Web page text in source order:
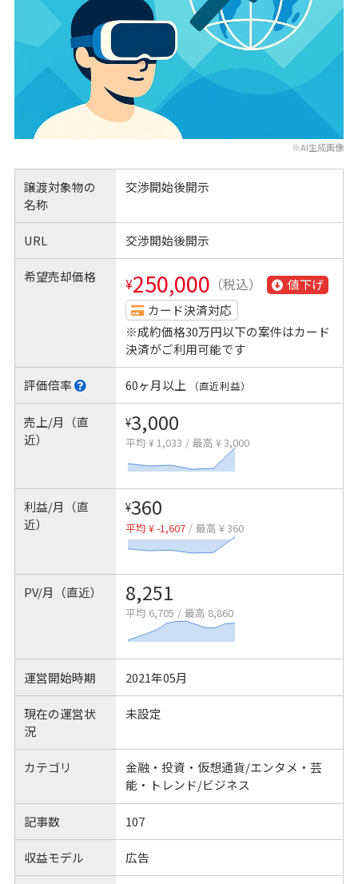
※AI生成画像
譲渡対象物の
名称
交渉開始後開示
URL 交渉開始後開示
希望売却価格 ¥250,000 （税込）
値下げ
カード決済対応
※成約価格30万円以下の案件はカード
決済がご利用可能です
評価倍率 60ヶ月以上 （直近利益）
売上/月（直
近）
¥3,000
平均 ¥ 1,033 / 最高 ¥ 3,000
利益/月（直
近）
¥360
平均 ¥ -1,607 / 最高 ¥ 360
PV/月（直近） 8,251
平均 6,705 / 最高 8,860
運営開始時期 2021年05月
現在の運営状
況
未設定
カテゴリ
金融・投資・仮想通貨/エンタメ・芸
能・トレンド/ビジネス
記事数 107
収益モデル 広告